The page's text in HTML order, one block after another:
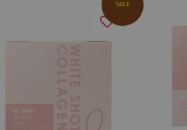
SALE